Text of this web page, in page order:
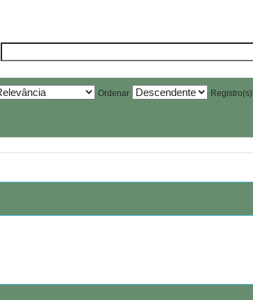
Ordenar Registro(s)